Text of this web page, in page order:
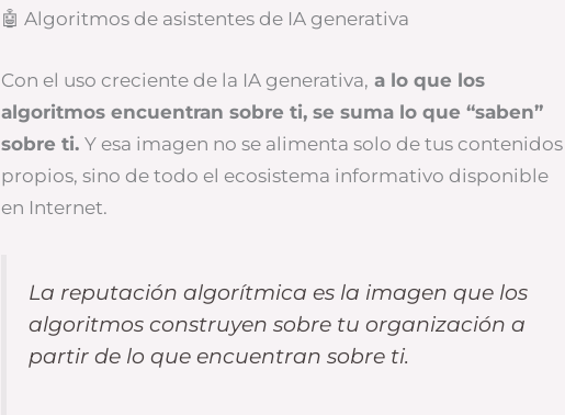
🤖 Algoritmos de asistentes de IA generativa
Con el uso creciente de la IA generativa, a lo que los
algoritmos encuentran sobre ti, se suma lo que “saben”
sobre ti.Y esa imagen no se alimenta solo de tus contenidos
propios, sino de todo el ecosistema informativo disponible
en Internet.
La reputación algorítmica es la imagen que los
algoritmos construyen sobre tu organización a
partir de lo que encuentran sobre ti.